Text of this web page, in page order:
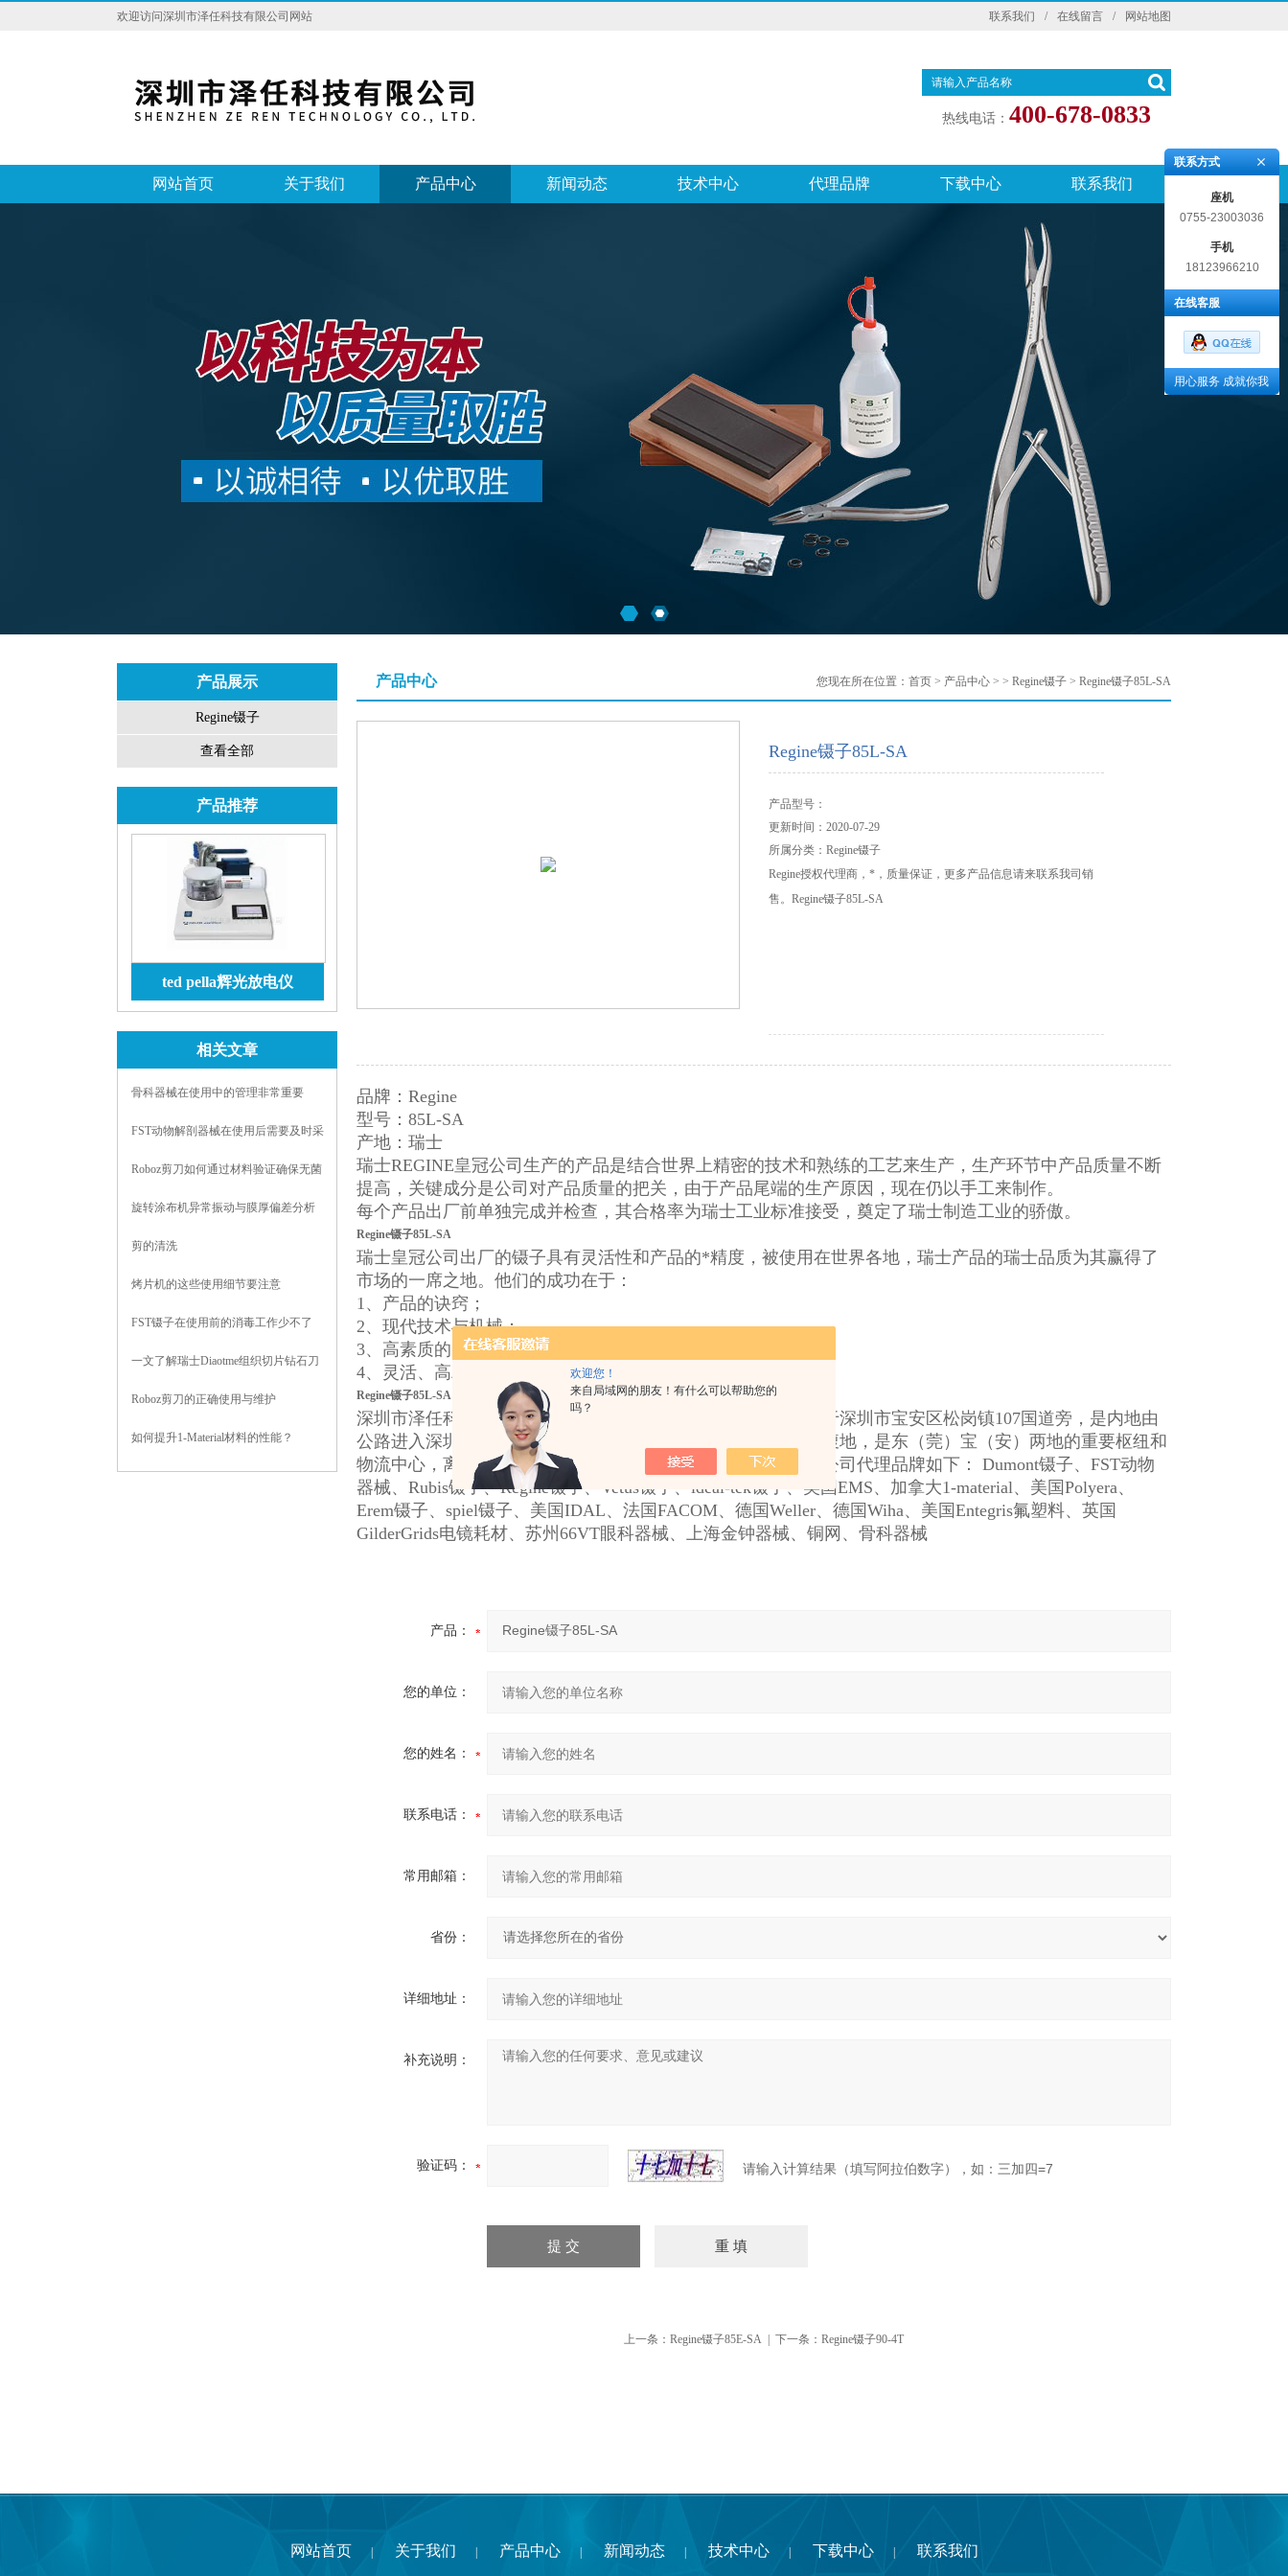
欢迎您！
来自局域网的朋友！有什么可以帮助您的
吗？
欢迎访问深圳市泽任科技有限公司网站 联系我们 / 在线留言 / 网站地图
热线电话： 400-678-0833
网站首页 关于我们 产品中心 新闻动态 技术中心 代理品牌 下载中心 联系我们
产品展示
Regine镊子
查看全部
产品推荐
ted pella辉光放电仪
相关文章
骨科器械在使用中的管理非常重要
FST动物解剖器械在使用后需要及时采
Roboz剪刀如何通过材料验证确保无菌
旋转涂布机异常振动与膜厚偏差分析
剪的清洗
烤片机的这些使用细节要注意
FST镊子在使用前的消毒工作少不了
一文了解瑞士Diaotme组织切片钻石刀
Roboz剪刀的正确使用与维护
如何提升1-Material材料的性能？
产品中心 您现在所在位置： 首页 > 产品中心 > > Regine镊子 > Regine镊子85L-SA
Regine镊子85L-SA
产品型号：
更新时间：2020-07-29
所属分类：Regine镊子
Regine授权代理商，*，质量保证，更多产品信息请来联系我司销
售。Regine镊子85L-SA
品牌：Regine
型号：85L-SA
产地：瑞士
瑞士REGINE皇冠公司生产的产品是结合世界上精密的技术和熟练的工艺来生产，生产环节中产品质量不断
提高，关键成分是公司对产品质量的把关，由于产品尾端的生产原因，现在仍以手工来制作。
每个产品出厂前单独完成并检查，其合格率为瑞士工业标准接受，奠定了瑞士制造工业的骄傲。
Regine镊子85L-SA
瑞士皇冠公司出厂的镊子具有灵活性和产品的*精度，被使用在世界各地，瑞士产品的瑞士品质为其赢得了
市场的一席之地。他们的成功在于：
1、产品的诀窍；
2、现代技术与机械；
3、高素质的员工；
4、灵活、高精达的设备工具和夹具；
Regine镊子85L-SA
深圳市泽任科技有限公司专业代理国外镊子品牌，公司总部位于深圳市宝安区松岗镇107国道旁，是内地由
公路进入深圳的西北门户，毗邻港澳，背依富庶的珠江三角洲腹地，是东（莞）宝（安）两地的重要枢纽和
物流中心，离深圳机场只有十分钟车程，物流交通非常便利，公司代理品牌如下： Dumont镊子、FST动物
器械、Rubis镊子、Regine镊子、Vetus镊子、 ideal-tek镊子、美国EMS、加拿大1-material、美国Polyera、
Erem镊子、spiel镊子、美国IDAL、法国FACOM、德国Weller、德国Wiha、美国Entegris氟塑料、英国
GilderGrids电镜耗材、苏州66VT眼科器械、上海金钟器械、铜网、骨科器械
产品：
您的单位：
您的姓名：
联系电话：
常用邮箱：
省份：
详细地址：
补充说明：
验证码： 请输入计算结果（填写阿拉伯数字），如：三加四=7
上一条： Regine镊子85E-SA | 下一条： Regine镊子90-4T
网站首页 关于我们 产品中心 新闻动态 技术中心 下载中心 联系我们
联系方式
座机
0755-23003036
手机
18123966210
在线客服
用心服务 成就你我